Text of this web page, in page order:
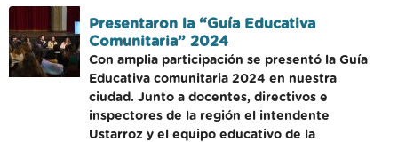
Presentaron la “Guía Educativa
Comunitaria” 2024
Con amplia participación se presentó la Guía
Educativa comunitaria 2024 en nuestra
ciudad. Junto a docentes, directivos e
inspectores de la región el intendente
Ustarroz y el equipo educativo de la